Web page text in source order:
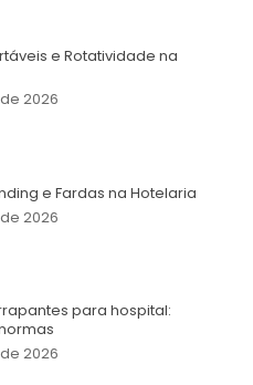
e Rotatividade na
2026
e Fardas na Hotelaria
2026
para hospital:
2026